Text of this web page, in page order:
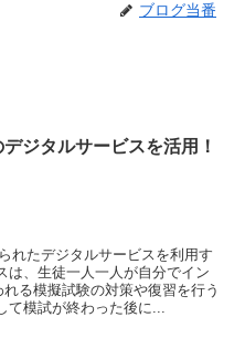
ブログ当番
ジタルサービスを活用！
れたデジタルサービスを利用す
は、生徒一人一人が自分でイン
る模擬試験の対策や復習を行う
模試が終わった後に...